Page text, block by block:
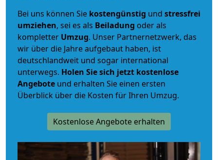
Bei uns können Sie kostengünstig und stressfrei
umziehen, sei es als Beiladung oder als
kompletter Umzug. Unser Partnernetzwerk, das
wir über die Jahre aufgebaut haben, ist
deutschlandweit und sogar international
unterwegs. Holen Sie sich jetzt kostenlose
Angebote und erhalten Sie einen ersten
Überblick über die Kosten für Ihren Umzug.
Kostenlose Angebote erhalten